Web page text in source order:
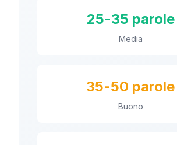
25-35 parole
Media
35-50 parole
Buono